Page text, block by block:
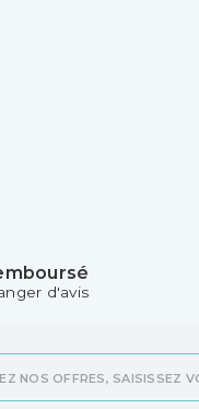
d'avis